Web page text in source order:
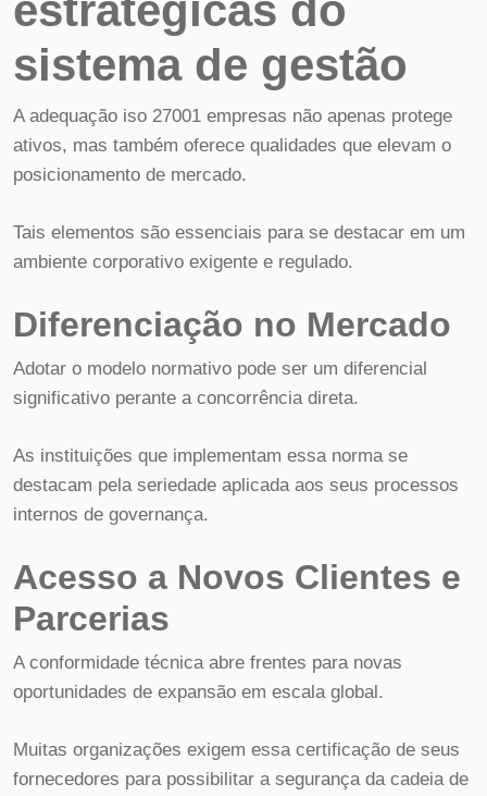
estratégicas do
sistema de gestão
A adequação iso 27001 empresas não apenas protege
ativos, mas também oferece qualidades que elevam o
posicionamento de mercado.
Tais elementos são essenciais para se destacar em um
ambiente corporativo exigente e regulado.
Diferenciação no Mercado
Adotar o modelo normativo pode ser um diferencial
significativo perante a concorrência direta.
As instituições que implementam essa norma se
destacam pela seriedade aplicada aos seus processos
internos de governança.
Acesso a Novos Clientes e
Parcerias
A conformidade técnica abre frentes para novas
oportunidades de expansão em escala global.
Muitas organizações exigem essa certificação de seus
fornecedores para possibilitar a segurança da cadeia de